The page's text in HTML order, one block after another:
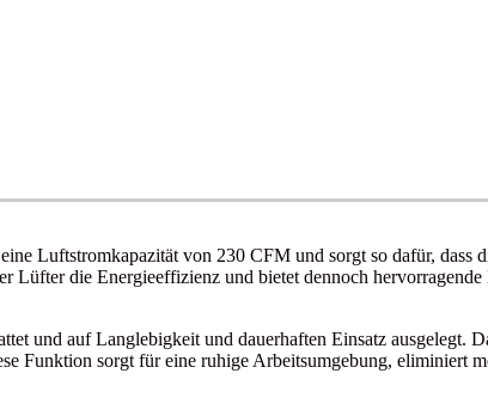
Luftstromkapazität von 230 CFM und sorgt so dafür, dass
die Energieeffizienz und bietet dennoch
und auf Langlebigkeit und dauerhaften Einsatz ausgelegt.
Funktion sorgt für eine ruhige Arbeitsumgebung, eliminiert